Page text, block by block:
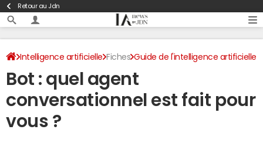
Retour au Jdn
Intelligence artificielle Fiches Guide de l'intelligence artificielle
Dictionnaire de l'intelligence artificielle
Bot : quel agent
conversationnel est fait pour
vous ?